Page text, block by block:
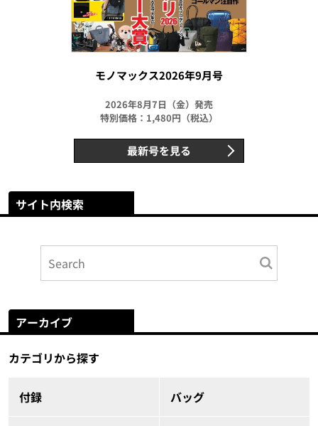
モノマックス2026年9月号
2026年8月7日（金）発売
特別価格：1,480円（税込）
最新号を見る
サイト内検索
アーカイブ
カテゴリから探す
付録 バッグ